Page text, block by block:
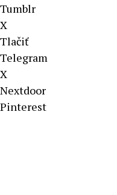
Tumblr
X
Tlačiť
Telegram
X
Nextdoor
Pinterest